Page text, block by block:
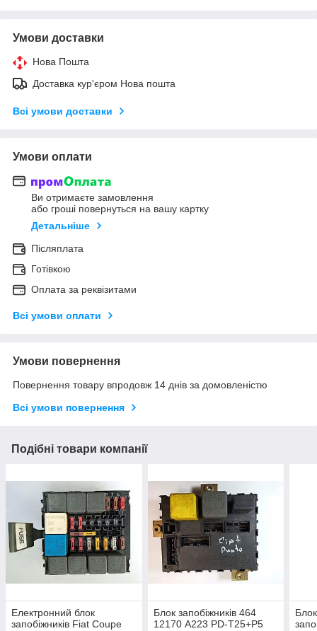
Умови доставки
Нова Пошта
Доставка кур'єром Нова пошта
Всі умови доставки
Умови оплати
Ви отримаєте замовлення
або гроші повернуться на вашу картку
Детальніше
Післяплата
Готівкою
Оплата за реквізитами
Всі умови оплати
Умови повернення
Повернення товару впродовж 14 днів за домовленістю
Всі умови повернення
Подібні товари компанії
Електронний блок
запобіжників Fiat Coupe
Блок запобіжників 464
12170 A223 PD-T25+P5